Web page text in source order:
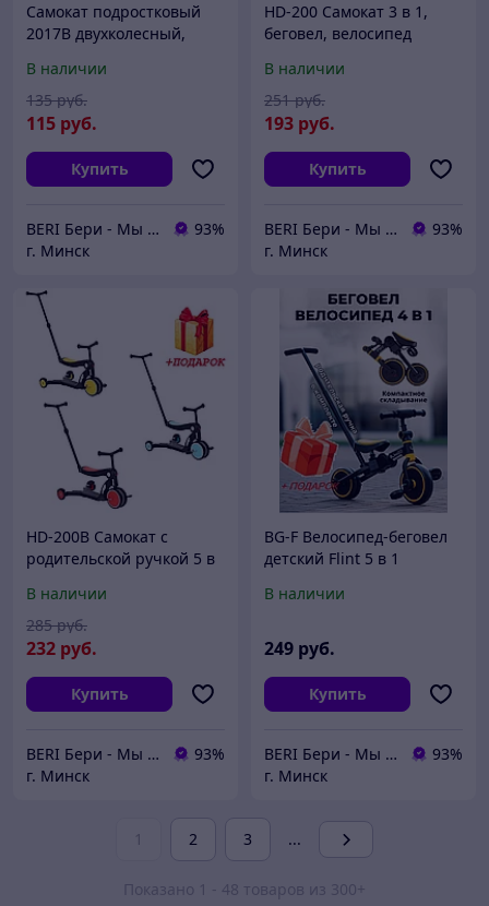
Самокат подростковый
2017B двухколесный,
В наличии
115 руб.
135 руб.
Купить
BERI Бери - Мы ненавидим демпинг, но нас вынуждают конкуренты
93%
г. Минск
HD-200 Самокат 3 в 1,
беговел, велосипед
В наличии
193 руб.
251 руб.
Купить
BERI Бери - Мы ненавидим демпинг, но нас вынуждают конкуренты
93%
г. Минск
HD-200B Самокат с
родительской ручкой 5 в
детский Pituso, 5 в 1
В наличии
232 руб.
285 руб.
Купить
BERI Бери - Мы ненавидим демпинг, но нас вынуждают конкуренты
93%
г. Минск
BG-F Велосипед-беговел
детский Flint 5 в 1
родительской ручкой,
В наличии
249 руб.
Купить
BERI Бери - Мы ненавидим демпинг, но нас вынуждают конкуренты
93%
г. Минск
1 2 3 ...
Показано 1 - 48 товаров из 300+